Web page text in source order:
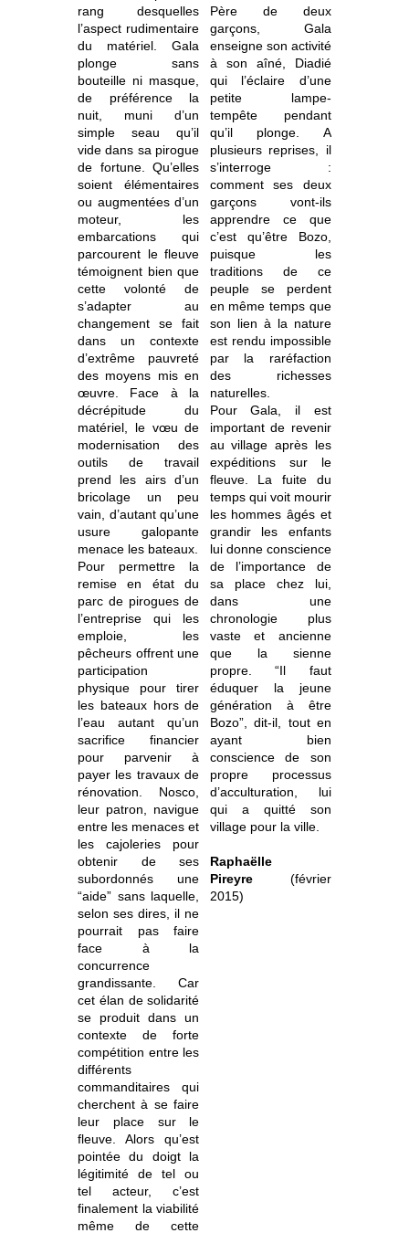
rang desquelles
l’aspect rudimentaire
du matériel. Gala
plonge sans
bouteille ni masque,
de préférence la
nuit, muni d’un
simple seau qu’il
vide dans sa pirogue
de fortune. Qu’elles
soient élémentaires
ou augmentées d’un
moteur, les
embarcations qui
parcourent le fleuve
témoignent bien que
cette volonté de
s’adapter au
changement se fait
dans un contexte
d’extrême pauvreté
des moyens mis en
œuvre. Face à la
décrépitude du
matériel, le vœu de
modernisation des
outils de travail
prend les airs d’un
bricolage un peu
vain, d’autant qu’une
usure galopante
menace les bateaux.
Pour permettre la
remise en état du
parc de pirogues de
l’entreprise qui les
emploie, les
pêcheurs offrent une
participation
physique pour tirer
les bateaux hors de
l’eau autant qu’un
sacrifice financier
pour parvenir à
payer les travaux de
rénovation. Nosco,
leur patron, navigue
entre les menaces et
les cajoleries pour
obtenir de ses
subordonnés une
“aide” sans laquelle,
selon ses dires, il ne
pourrait pas faire
face à la
concurrence
grandissante. Car
cet élan de solidarité
se produit dans un
contexte de forte
compétition entre les
différents
commanditaires qui
cherchent à se faire
leur place sur le
fleuve. Alors qu’est
pointée du doigt la
légitimité de tel ou
tel acteur, c’est
finalement la viabilité
même de cette
Père de deux
garçons, Gala
enseigne son activité
à son aîné, Diadié
qui l’éclaire d’une
petite lampe-
tempête pendant
qu’il plonge. A
plusieurs reprises, il
s’interroge :
comment ses deux
garçons vont-ils
apprendre ce que
c’est qu’être Bozo,
puisque les
traditions de ce
peuple se perdent
en même temps que
son lien à la nature
est rendu impossible
par la raréfaction
des richesses
naturelles.
Pour Gala, il est
important de revenir
au village après les
expéditions sur le
fleuve. La fuite du
temps qui voit mourir
les hommes âgés et
grandir les enfants
lui donne conscience
de l’importance de
sa place chez lui,
dans une
chronologie plus
vaste et ancienne
que la sienne
propre. “Il faut
éduquer la jeune
génération à être
Bozo”, dit-il, tout en
ayant bien
conscience de son
propre processus
d’acculturation, lui
qui a quitté son
village pour la ville.
Raphaëlle
Pireyre (février
2015)